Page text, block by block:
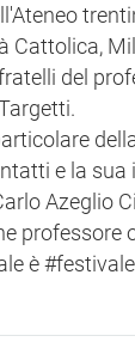
Cattolica,
del
e la sua
Azeglio
professore
è